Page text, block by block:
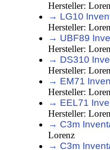
Hersteller:
→ LG10
Hersteller:
→ UBF89
Hersteller:
→ DS310
Hersteller:
→ EM71
Hersteller:
→ EEL71
Hersteller:
→ C3m
Lorenz
→ C3m